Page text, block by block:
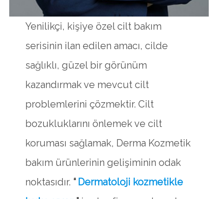
Yenilikçi, kişiye özel cilt bakım
serisinin ilan edilen amacı, cilde
sağlıklı, güzel bir görünüm
kazandırmak ve mevcut cilt
problemlerini çözmektir. Cilt
bozukluklarını önlemek ve cilt
koruması sağlamak, Derma Kozmetik
bakım ürünlerinin gelişiminin odak
noktasıdır. “ Dermatoloji kozmetikle